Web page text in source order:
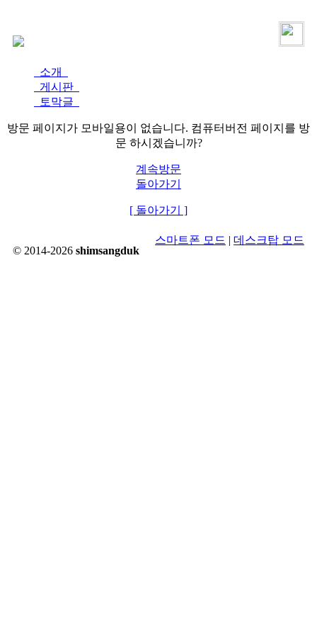
소개
게시판
토막글
방문 페이지가 모바일용이 없습니다. 컴퓨터버전 페이지를 방
문 하시겠습니까?
계속방문
돌아가기
[ 돌아가기 ]
© 2014-2026 shimsangduk
스마트폰 모드 | 데스크탑 모드